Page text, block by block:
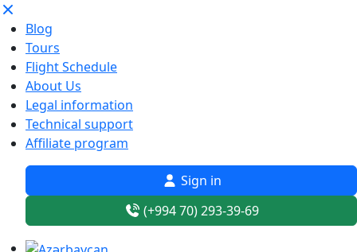
Blog
Tours
Flight Schedule
About Us
Legal information
Technical support
Affiliate program
Sign in
(+994 70) 293-39-69